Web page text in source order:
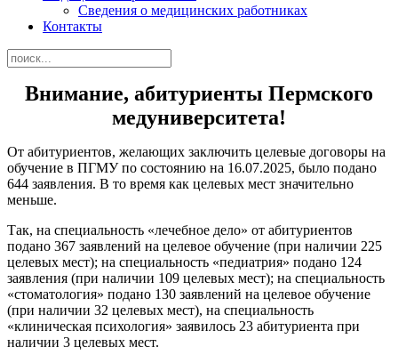
Сведения о медицинских работниках
Контакты
Внимание, абитуриенты Пермского
медуниверситета!
От абитуриентов, желающих заключить целевые договоры на
обучение в ПГМУ по состоянию на 16.07.2025, было подано
644 заявления. В то время как целевых мест значительно
меньше.
Так, на специальность «лечебное дело» от абитуриентов
подано 367 заявлений на целевое обучение (при наличии 225
целевых мест); на специальность «педиатрия» подано 124
заявления (при наличии 109 целевых мест); на специальность
«стоматология» подано 130 заявлений на целевое обучение
(при наличии 32 целевых мест), на специальность
«клиническая психология» заявилось 23 абитуриента при
наличии 3 целевых мест.